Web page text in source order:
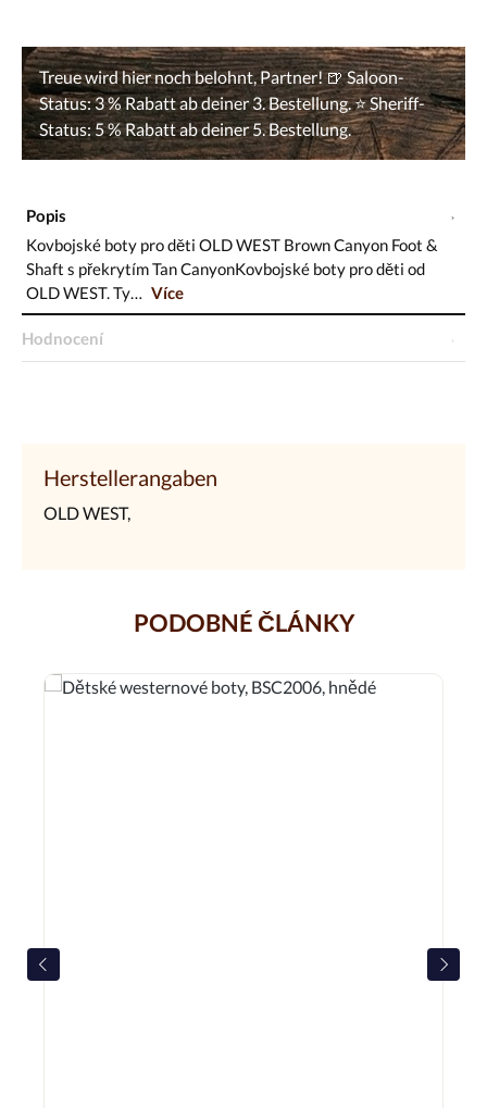
Popis
Kovbojské boty pro děti OLD WEST Brown Canyon Foot &
Shaft s překrytím Tan CanyonKovbojské boty pro děti od
OLD WEST. Ty…
Více
Hodnocení
Herstellerangaben
OLD WEST,
PODOBNÉ ČLÁNKY